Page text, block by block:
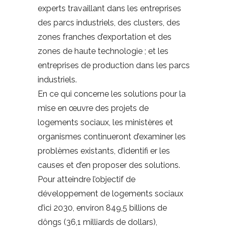
experts travaillant dans les entreprises
des parcs industriels, des clusters, des
zones franches d’exportation et des
zones de haute technologie ; et les
entreprises de production dans les parcs
industriels.
En ce qui concerne les solutions pour la
mise en œuvre des projets de
logements sociaux, les ministères et
organismes continueront d’examiner les
problèmes existants, d’identifi er les
causes et d’en proposer des solutions.
Pour atteindre l’objectif de
développement de logements sociaux
d’ici 2030, environ 849,5 billions de
dôngs (36,1 milliards de dollars),